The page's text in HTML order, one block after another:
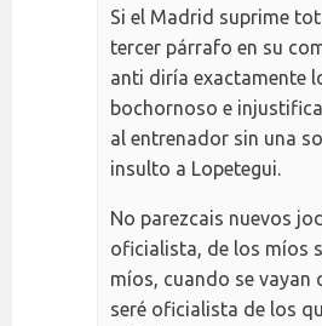
Si el Madrid suprime
tercer párrafo en su
anti diría exactamente
bochornoso e
al entrenador sin una
insulto a Lopetegui.
No parezcais nuevos
oficialista, de los míos
míos, cuando se vayan
seré oficialista de los